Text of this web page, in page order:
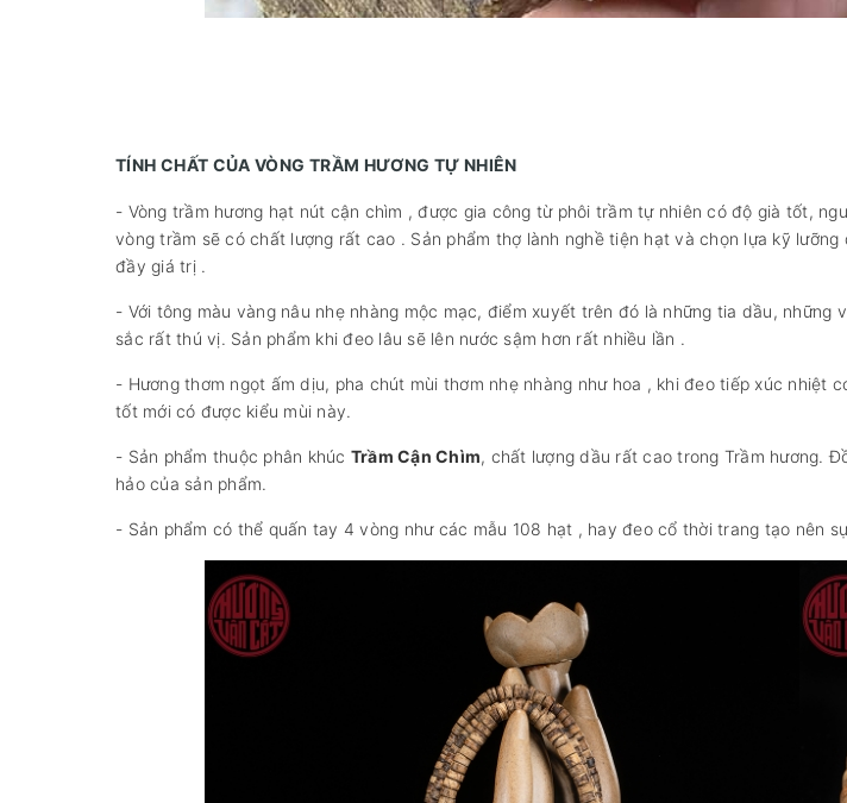
TÍNH CHẤT CỦA VÒNG TRẦM HƯƠNG TỰ NHIÊN
- Vòng trầm hương hạt nút cận chìm , được gia công từ phôi trầm tự nhiên có độ già tốt,
vòng trầm sẽ có chất lượng rất cao . Sản phẩm thợ lành nghề tiện hạt và chọn lựa kỹ
đầy giá trị .
- Với tông màu vàng nâu nhẹ nhàng mộc mạc, điểm xuyết trên đó là những tia dầu,
sắc rất thú vị. Sản phẩm khi đeo lâu sẽ lên nước sậm hơn rất nhiều lần .
- Hương thơm ngọt ấm dịu, pha chút mùi thơm nhẹ nhàng như hoa , khi đeo tiếp xúc
tốt mới có được kiểu mùi này.
- Sản phẩm thuộc phân khúc Trầm Cận Chìm, chất lượng dầu rất cao trong Trầm hương.
hảo của sản phẩm.
- Sản phẩm có thể quấn tay 4 vòng như các mẫu 108 hạt , hay đeo cổ thời trang tạo nên